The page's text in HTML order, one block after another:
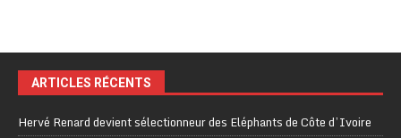
ARTICLES RÉCENTS
Hervé Renard devient sélectionneur des Eléphants de Côte d’Ivoire